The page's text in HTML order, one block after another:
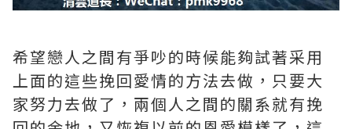
希望戀人之間有爭吵的時候能夠試著采用
上面的這些挽回愛情的方法去做，只要大
家努力去做了，兩個人之間的關系就有挽